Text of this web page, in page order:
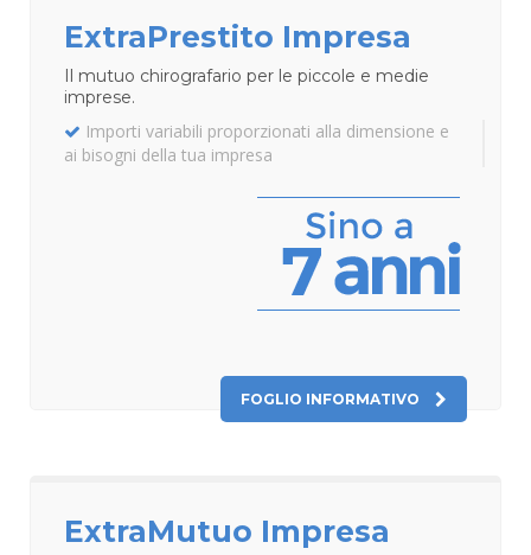
ExtraPrestito Impresa
Il mutuo chirografario per le piccole e medie
imprese.
Importi variabili proporzionati alla dimensione e
ai bisogni della tua impresa
FOGLIO INFORMATIVO
ExtraMutuo Impresa